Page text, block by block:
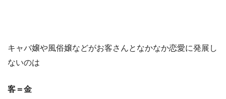
キャバ嬢や風俗嬢などがお客さんとなかなか恋愛に発展し
ないのは
客＝金